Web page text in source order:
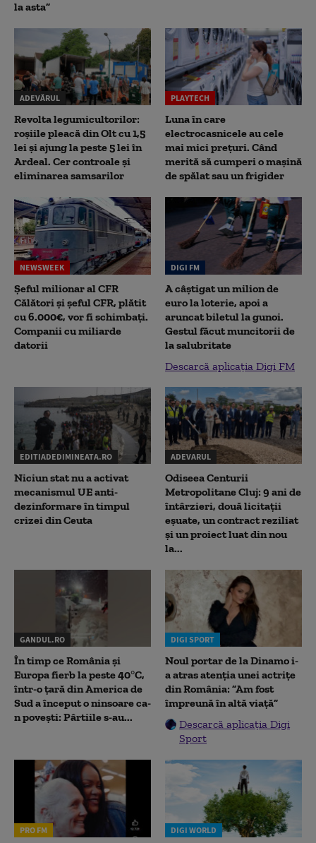
la asta”
ADEVĂRUL
Revolta legumicultorilor:
roșiile pleacă din Olt cu 1,5
lei și ajung la peste 5 lei în
Ardeal. Cer controale și
eliminarea samsarilor
PLAYTECH
Luna în care
electrocasnicele au cele
mai mici prețuri. Când
merită să cumperi o mașină
de spălat sau un frigider
NEWSWEEK
Șeful milionar al CFR
Călători și șeful CFR, plătit
cu 6.000€, vor fi schimbați.
Companii cu miliarde
datorii
DIGI FM
A câștigat un milion de
euro la loterie, apoi a
aruncat biletul la gunoi.
Gestul făcut muncitorii de
la salubritate
Descarcă aplicația Digi FM
EDITIADEDIMINEATA.RO
Niciun stat nu a activat
mecanismul UE anti-
dezinformare în timpul
crizei din Ceuta
ADEVARUL
Odiseea Centurii
Metropolitane Cluj: 9 ani de
întârzieri, două licitații
eșuate, un contract reziliat
și un proiect luat din nou
la...
GANDUL.RO
În timp ce România și
Europa fierb la peste 40°C,
într-o țară din America de
Sud a început o ninsoare ca-
n povești: Pârtiile s-au...
DIGI SPORT
Noul portar de la Dinamo i-
a atras atenția unei actrițe
din România: ”Am fost
împreună în altă viață”
Descarcă aplicația Digi
Sport
PRO FM DIGI WORLD